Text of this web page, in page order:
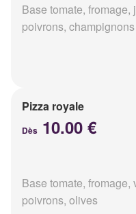
Base tomate,
poivrons, champignons
Pizza royale
Dès 10.00 €
Base tomate,
poivrons, olives